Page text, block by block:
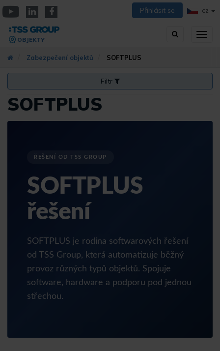
Přejít
k
hlavnímu
obsahu
Přihlásit se CZ
Vyhledávání
OBJEKTY
Zabezpečení objektů SOFTPLUS
Filtr
SOFTPLUS
ŘEŠENÍ OD TSS GROUP
SOFTPLUS
řešení
SOFTPLUS je rodina softwarových řešení
od TSS Group, která automatizuje běžný
provoz různých typů objektů. Spojuje
software, hardware a podporu pod jednou
střechou.